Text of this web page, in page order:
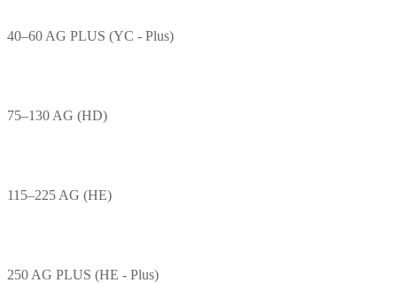
40–60 AG PLUS (YC - Plus)
75–130 AG (HD)
115–225 AG (HE)
250 AG PLUS (HE - Plus)